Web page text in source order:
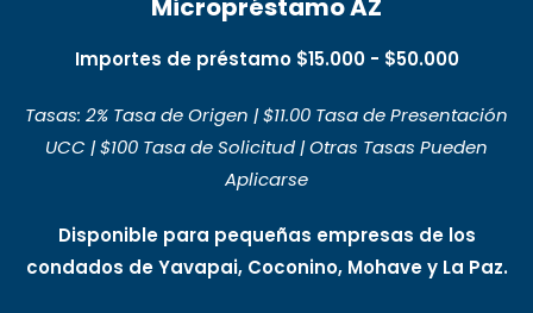
Micropréstamo AZ
Importes de préstamo $15.000 - $50.000
Tasas: 2% Tasa de Origen | $11.00 Tasa de Presentación
UCC | $100 Tasa de Solicitud | Otras Tasas Pueden
Aplicarse
Disponible para pequeñas empresas de los
condados de Yavapai, Coconino, Mohave y La Paz.